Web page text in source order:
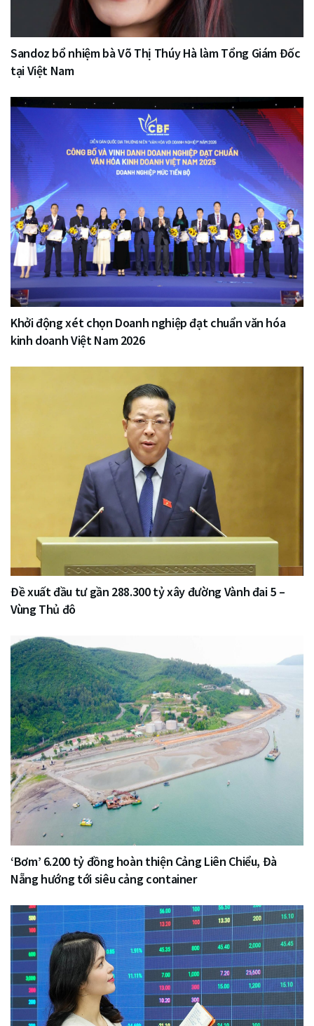
Sandoz bổ nhiệm bà Võ Thị Thúy Hà làm Tổng Giám Đốc
tại Việt Nam
Khởi động xét chọn Doanh nghiệp đạt chuẩn văn hóa
kinh doanh Việt Nam 2026
Đề xuất đầu tư gần 288.300 tỷ xây đường Vành đai 5 –
Vùng Thủ đô
‘Bơm’ 6.200 tỷ đồng hoàn thiện Cảng Liên Chiểu, Đà
Nẵng hướng tới siêu cảng container